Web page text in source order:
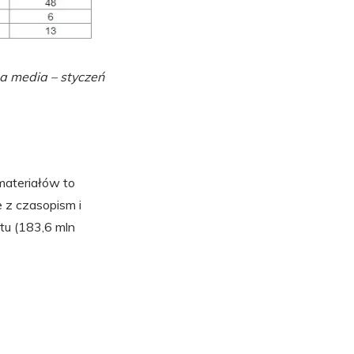
media – styczeń
to
czasopism i
(183,6 mln